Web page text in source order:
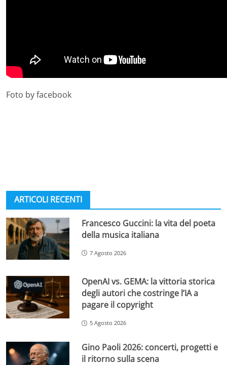
Foto by facebook
ARTICOLI RECENTI
Francesco Guccini: la vita del poeta
della musica italiana
7 Agosto 2026
OpenAI vs. GEMA: la vittoria storica
degli autori che costringe l’IA a
pagare il copyright
5 Agosto 2026
Gino Paoli 2026: concerti, progetti e
il ritorno sulla scena